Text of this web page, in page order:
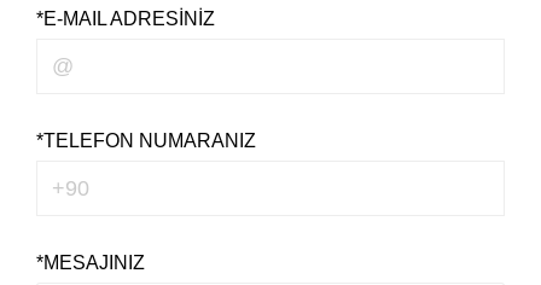
*E-MAIL ADRESINIZ
*TELEFON NUMARANIZ
*MESAJINIZ